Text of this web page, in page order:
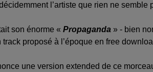
l’artiste que rien ne semble
son énorme « Propaganda » - bien
proposé à l’époque en free
une version extended de ce